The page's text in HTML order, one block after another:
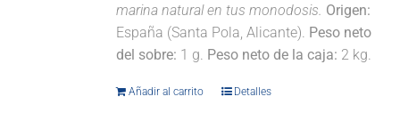
marina natural en tus monodosis. Origen:
España (Santa Pola, Alicante). Peso neto
del sobre: 1 g. Peso neto de la caja: 2 kg.
Añadir al carrito Detalles